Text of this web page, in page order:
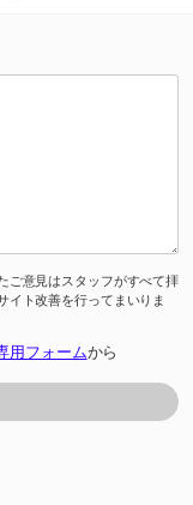
ご意見はスタッフがすべて拝
イト改善を行ってまいりま
用フォームから